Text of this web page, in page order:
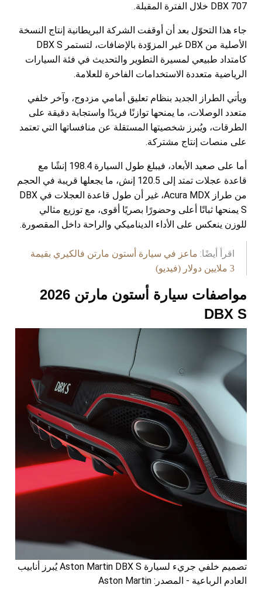
DBX 707 خلال الفترة المقبلة.
جاء هذا التحوّل بعد أن أوقفت الشركة البريطانية إنتاج النسخة
الأصلية من DBX غير المزوّدة بالإضافات، لتستمر DBX S
كامتداد طبيعي لمسيرة التطوير والتحديث في فئة السيارات
الرياضية متعددة الاستخدامات الفاخرة للعلامة.
ويأتي الطراز الجديد بنظام تعليق أمامي مزدوج، وآخر خلفي
متعدد الوصلات، ما يمنحها توازنًا فريدًا واستجابة دقيقة على
الطرقات، ويُبرز شخصيتها المستقلة عن منافساتها التي تعتمد
على منصات إنتاج مشتركة.
أما على صعيد الأبعاد، فيبلغ طول السيارة 198.4 إنشًا مع
قاعدة عجلات تمتد إلى 120.5 إنش، ما يجعلها قريبة في الحجم
من طراز Acura MDX، غير أن طول قاعدة العجلات في DBX
S يمنحها ثباتًا أعلى وحضورًا بصريًا أقوى، مع توزيع مثالي
للوزن ينعكس على الأداء الديناميكي والراحة داخل المقصورة.
اقرأ أيضًا: ماعز في سيارة أستون مارتن فالكيري بقيمة
3 ملايين دولار (فيديو)
مواصفات سيارة أستون مارتن 2026
DBX S
تصميم خلفي جريء لسيارة Aston Martin DBX S يُبرز أنابيب
العادم الرباعية - المصدر: Aston Martin